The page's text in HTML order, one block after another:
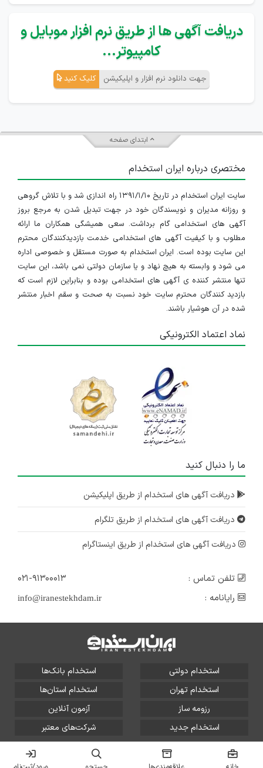
دریافت آگهی ها از طریق نرم افزار موبایل و
کامپیوتر...
جهت دانلود نرم افزار و اپلیکیشن کلیک کنید
ابتدای صفحه
مختصری درباره ایران استخدام
سایت ایران استخدام در تاریخ ۱۳۹۱/۱/۱۰ راه اندازی شد و با تلاش گروهی
و روزانه مدیران و نویسندگان خود در جهت تبدیل شدن به مرجع بروز
آگهی های استخدامی گام برداشت. سعی همیشگی همکاران ما ارائه
مطلوب و با کیفیت آگهی های استخدامی خدمت بازدیدکنندگان محترم
این سایت بوده است. ایران استخدام به صورت مستقل و خصوصی اداره
می شود و وابسته به هیچ نهاد و یا سازمان دولتی نمی باشد، این سایت
تنها منتشر کننده ی آگهی های استخدامی بوده و بنابراین لازم است که
بازدید کنندگان محترم سایت خود نسبت به صحت و سقم اخبار منتشر
شده در آن هوشیار باشند.
نماد اعتماد الکترونیکی
ما را دنبال کنید
دریافت آگهی های استخدام از طریق اپلیکیشن
دریافت آگهی های استخدام از طریق تلگرام
دریافت آگهی های استخدام از طریق اینستاگرام
تلفن تماس :
۰۲۱-۹۱۳۰۰۰۱۳
رایانامه :
info@iranestekhdam.ir
استخدام دولتی
استخدام بانک‌ها
استخدام تهران
استخدام استان‌ها
رزومه ساز
آزمون آنلاین
استخدام جدید
شرکت‌های معتبر
تمامی حقوق این سایت برای آلتین سیستم محفوظ است و هر
گونه سوءاستفاده از آن پیگرد قانونی دارد.